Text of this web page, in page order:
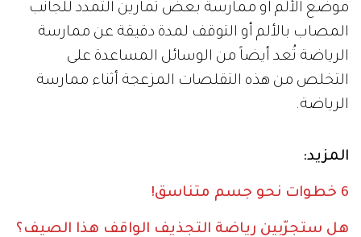
موضع الألم أو ممارسة بعض تمارين التمدد للجانب
المصاب بالألم أو التوقف لمدة دقيقة عن ممارسة
الرياضة تُعد أيضاً من الوسائل المساعدة على
التخلص من هذه التقلصات المزعجة أثناء ممارسة
الرياضة.
المزيد:
6 خطوات نحو جسم متناسق!
هل ستجرّبين رياضة التجذيف الواقف هذا الصيف؟